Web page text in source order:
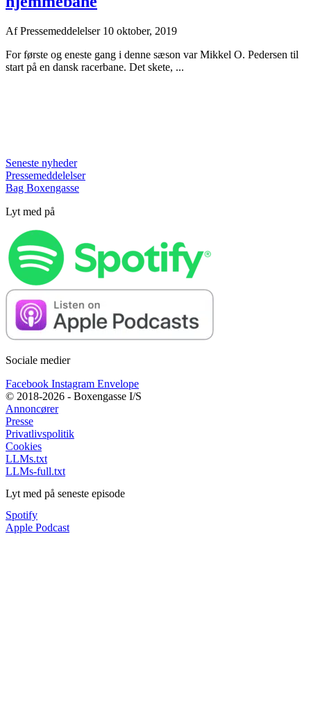
AfPressemeddelelser 10 oktober, 2019
For første og eneste gang i denne sæson var Mikkel O. Pedersen til
start på en dansk racerbane. Det skete, ...
Seneste nyheder
Pressemeddelelser
Bag Boxengasse
Lyt med på
Sociale medier
Facebook Instagram Envelope
© 2018-2026 - Boxengasse I/S
Annoncører
Presse
Privatlivspolitik
Cookies
LLMs.txt
LLMs-full.txt
Lyt med på seneste episode
Spotify
Apple Podcast